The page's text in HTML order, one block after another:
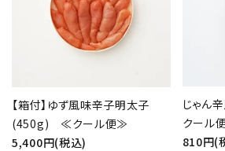
【箱付】ゆず風味辛子明太子
(450g) ≪クール便≫
5,400円(税込)
じゃん
クール
810円(